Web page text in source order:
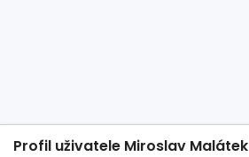
Profil uživatele Miroslav Malátek